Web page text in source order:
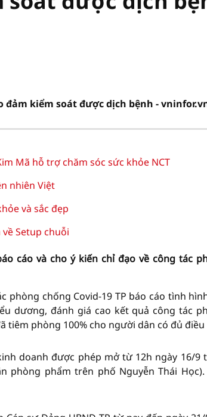
kiểm soát được dịch bệnh -
Mã hỗ trợ chăm sóc sức khỏe NCT
nhiên Việt
và sắc đẹp
Setup chuỗi
cáo và cho ý kiến chỉ đạo về công tác
phòng chống Covid-19 TP báo cáo tình
dương, đánh giá cao kết quả công tác
tiêm phòng 100% cho người dân có đủ điều
doanh được phép mở từ 12h ngày 16/9
phòng phẩm trên phố Nguyễn Thái Học).